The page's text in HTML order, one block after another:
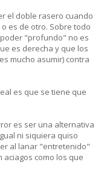
el doble rasero cuando
es de otro. Sobre todo
"profundo" no es
es derecha y que los
mucho asumir) contra
es que se tiene que
es ser una alternativa
ni siquiera quiso
al lanar "entretenido"
como los que